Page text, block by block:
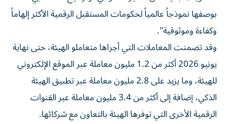
بوصفها نموذجاً عالمياً لحكومات المستقبل الرقمية الأكثر إلهاماً
وكفاءة وموثوقية".
وقد تضمنت المعاملات التي أجراها متعاملو الهيئة، حتى نهاية
يونيو 2026 أكثر من 1.2 مليون معاملة عبر الموقع الإلكتروني
للهيئة، وما يزيد على 2.8 مليون معاملة عبر تطبيق الهيئة
الذكي، إضافة إلى أكثر من 3.4 مليون معاملة عبر القنوات
الرقمية الأخرى التي توفرها الهيئة بالتعاون مع شركائها.